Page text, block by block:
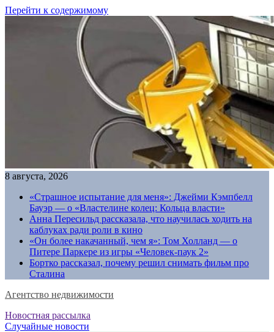
Перейти к содержимому
8 августа, 2026
«Страшное испытание для меня»: Джейми Кэмпбелл
Бауэр — о «Властелине колец: Кольца власти»
Анна Пересильд рассказала, что научилась ходить на
каблуках ради роли в кино
«Он более накачанный, чем я»: Том Холланд — о
Питере Паркере из игры «Человек-паук 2»
Бортко рассказал, почему решил снимать фильм про
Сталина
Агентство недвижимости
Новостная рассылка
Случайные новости